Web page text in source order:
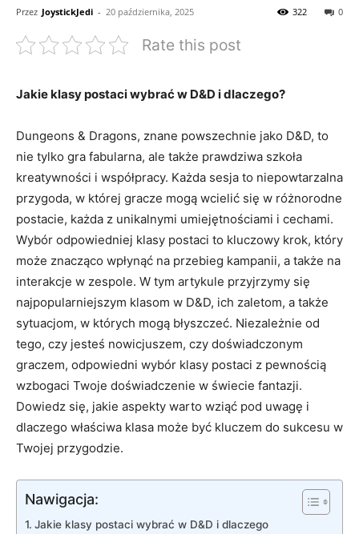
Przez JoystickJedi - 20 października, 2025 0
322
Rate this post
Jakie klasy postaci wybrać w D&D i dlaczego?
Dungeons & Dragons, znane powszechnie jako D&D, to
nie tylko gra fabularna, ale także prawdziwa szkoła
kreatywności i współpracy. Każda sesja to niepowtarzalna
przygoda, w której gracze mogą wcielić się w różnorodne
postacie, każda z unikalnymi umiejętnościami i cechami.
Wybór odpowiedniej klasy postaci to kluczowy krok, który
może znacząco wpłynąć na przebieg kampanii, a także na
interakcje w zespole. W tym artykule przyjrzymy się
najpopularniejszym klasom w D&D, ich zaletom, a także
sytuacjom, w których mogą błyszczeć. Niezależnie od
tego, czy jesteś nowicjuszem, czy doświadczonym
graczem, odpowiedni wybór klasy postaci z pewnością
wzbogaci Twoje doświadczenie w świecie fantazji.
Dowiedz się, jakie aspekty warto wziąć pod uwagę i
dlaczego właściwa klasa może być kluczem do sukcesu w
Twojej przygodzie.
Nawigacja:
Jakie klasy postaci wybrać w D&D i dlaczego